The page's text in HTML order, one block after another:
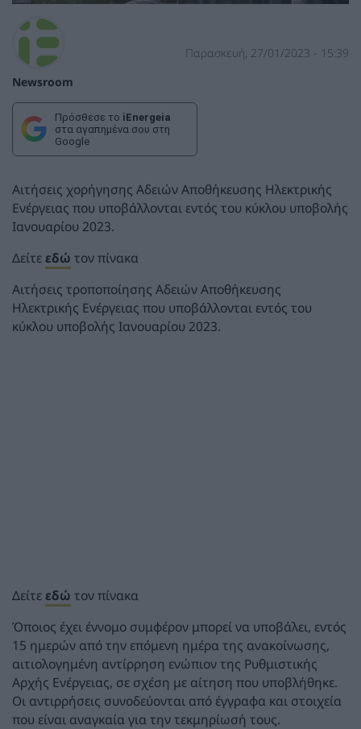
Newsroom
Παρασκευή, 27/01/2023 - 15:39
Πρόσθεσε το iEnergeia
στα αγαπημένα σου στη
Google
Αιτήσεις χορήγησης Αδειών Αποθήκευσης Ηλεκτρικής
Ενέργειας που υποβάλλονται εντός του κύκλου υποβολής
Ιανουαρίου 2023.
Δείτεεδώ τον πίνακα
Αιτήσεις τροποποίησης Αδειών Αποθήκευσης
Ηλεκτρικής Ενέργειας που υποβάλλονται εντός του
κύκλου υποβολής Ιανουαρίου 2023.
Δείτεεδώ τον πίνακα
Όποιος έχει έννομο συμφέρον μπορεί να υποβάλει, εντός
15 ημερών από την επόμενη ημέρα της ανακοίνωσης,
αιτιολογημένη αντίρρηση ενώπιον της Ρυθμιστικής
Αρχής Ενέργειας, σε σχέση με αίτηση που υποβλήθηκε.
Οι αντιρρήσεις συνοδεύονται από έγγραφα και στοιχεία
που είναι αναγκαία για την τεκμηρίωσή τους.